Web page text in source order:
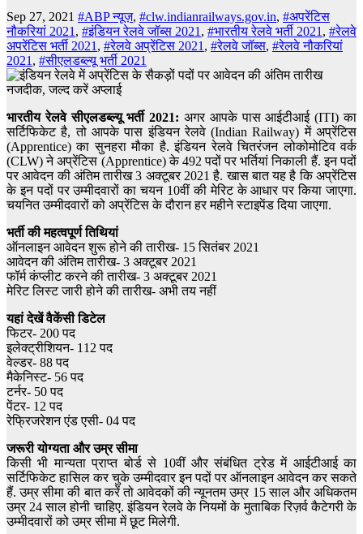
Sep 27, 2021 #ABP न्यूज़, #clw.indianrailways.gov.in, #अपरेंटिस
नौकरियां 2021, #इंडियन रेलवे जॉब्स 2021, #भारतीय रेलवे भर्ती 2021, #रेलवे
अपरेंटिस भर्ती 2021, #रेलवे अप्रेंटिस 2021, #रेलवे जॉब्स, #रेलवे नौकरियां
2021, #सीएलडब्ल्यू भर्ती 2021
भारतीय रेलवे सीएलडब्ल्यू भर्ती 2021: अगर आपके पास आईटीआई (ITI) का
सर्टिफिकेट है, तो आपके पास इंडियन रेलवे (Indian Railway) में अप्रेंटिस
(Apprentice) का सुनहरा मौका है. इंडियन रेलवे चितरंजन लोकोमोटिव वर्क
(CLW) ने अप्रेंटिस (Apprentice) के 492 पदों पर भर्तियां निकाली हैं. इन पदों
पर आवेदन की अंतिम तारीख 3 अक्टूबर 2021 है. खास बात यह है कि अप्रेंटिस
के इन पदों पर उम्मीदवारों का चयन 10वीं की मेरिट के आधार पर किया जाएगा.
चयनित उम्मीदवारों को अप्रेंटिस के दौरान हर महीने स्टाइपेंड दिया जाएगा.
भर्ती की महत्वपूर्ण तिथियां
ऑनलाइन आवेदन शुरू होने की तारीख- 15 सितंबर 2021
आवेदन की अंतिम तारीख- 3 अक्टूबर 2021
फॉर्म कंप्लीट करने की तारीख- 3 अक्टूबर 2021
मेरिट लिस्ट जारी होने की तारीख- अभी तय नहीं
यहां देखें वैकेंसी डिटेल
फिटर- 200 पद
इलेक्ट्रीशियन- 112 पद
वेल्डर- 88 पद
मैकेनिस्ट- 56 पद
टर्नर- 50 पद
पेंटर- 12 पद
रेफ्रिजरेशन एंड एसी- 04 पद
जरूरी योग्यता और उम्र सीमा
किसी भी मान्यता प्राप्त बोर्ड से 10वीं और संबंधित ट्रेड में आईटीआई का
सर्टिफिकेट हासिल कर चुके उम्मीदवार इन पदों पर ऑनलाइन आवेदन कर सकते
हैं. उम्र सीमा की बात करें तो आवेदकों की न्यूनतम उम्र 15 साल और अधिकतम
उम्र 24 साल होनी चाहिए. इंडियन रेलवे के नियमों के मुताबिक रिज़र्व कैटेगरी के
उम्मीदवारों को उम्र सीमा में छूट मिलेगी.